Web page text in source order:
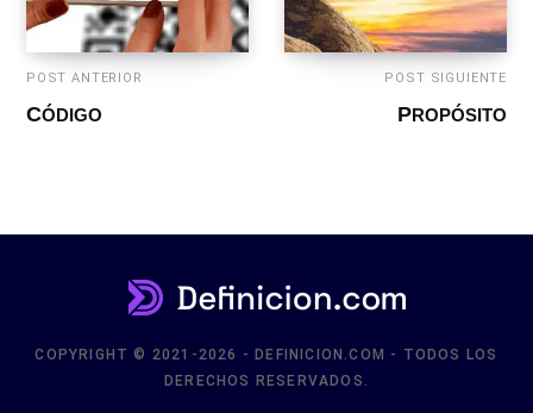
POST ANTERIOR
CÓDIGO
POST SIGUIENTE
PROPÓSITO
COPYRIGHT © 2021-2026 - DEFINICION.COM - TODOS LOS
DERECHOS RESERVADOS.